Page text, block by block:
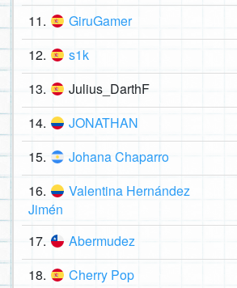
11. GiruGamer
12. s1k
13. Julius_DarthF
14. JONATHAN
15. Johana Chaparro
16.
Valentina Hernández
Jimén
17. Abermudez
18. Cherry Pop